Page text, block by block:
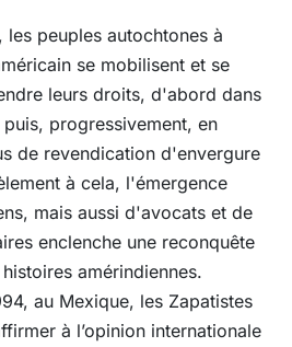
les peuples autochtones à
se mobilisent et se
leurs droits, d'abord dans
progressivement, en
de revendication d'envergure
à cela, l'émergence
mais aussi d'avocats et de
enclenche une reconquête
amérindiennes.
au Mexique, les Zapatistes
à l’opinion internationale